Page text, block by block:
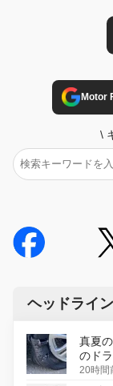
Motor
\
ヘッドライ
真夏
のド
20時間